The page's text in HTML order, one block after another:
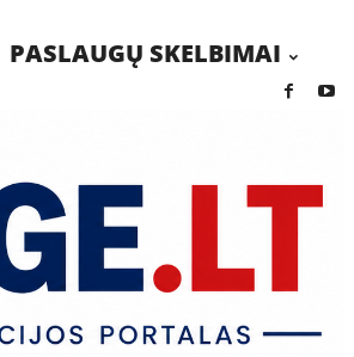
PASLAUGŲ SKELBIMAI